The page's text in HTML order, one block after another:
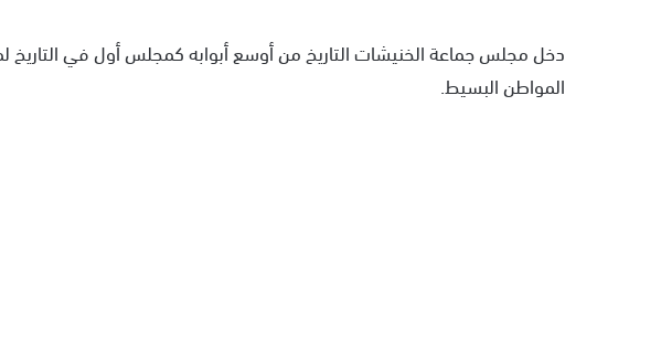
دخل مجلس جماعة الخنيشات التاريخ من أوسع أبوابه كمجلس أول في التاريخ
المواطن البسيط.